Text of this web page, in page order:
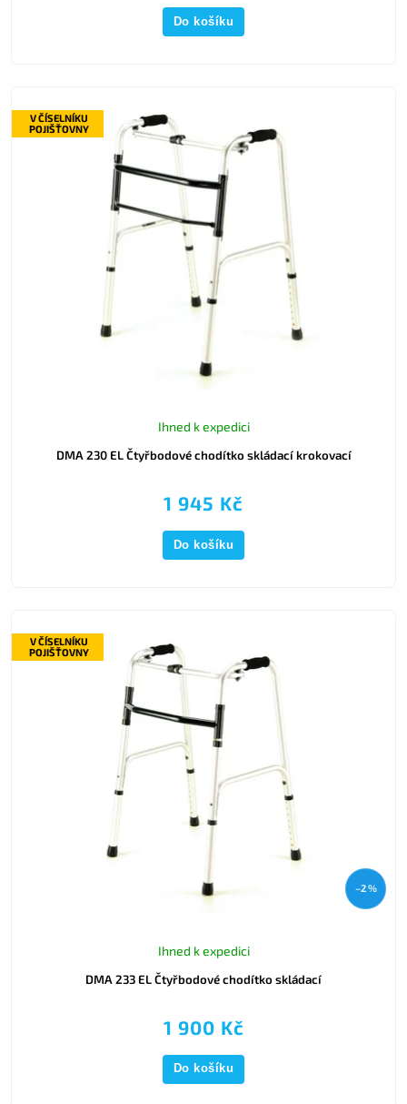
Do košíku
V ČÍSELNÍKU
POJIŠŤOVNY
DMA 230 EL Čtyřbodové chodítko skládací krokovací
Ihned k expedici
1 945 Kč
Do košíku
V ČÍSELNÍKU
POJIŠŤOVNY
–2 %
DMA 233 EL Čtyřbodové chodítko skládací
Ihned k expedici
1 900 Kč
Do košíku